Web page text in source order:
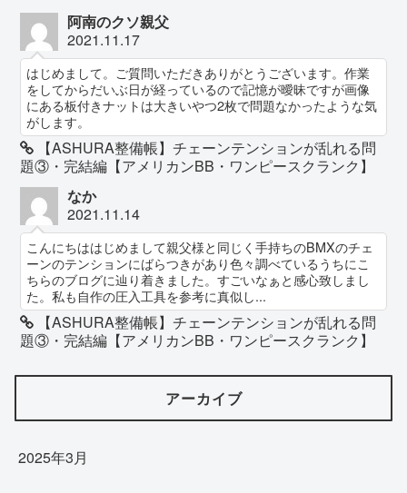
阿南のクソ親父
2021.11.17
はじめまして。ご質問いただきありがとうございます。作業
をしてからだいぶ日が経っているので記憶が曖昧ですが画像
にある板付きナットは大きいやつ2枚で問題なかったような気
がします。
【ASHURA整備帳】チェーンテンションが乱れる問
題③・完結編【アメリカンBB・ワンピースクランク】
なか
2021.11.14
こんにちははじめまして親父様と同じく手持ちのBMXのチェ
ーンのテンションにばらつきがあり色々調べているうちにこ
ちらのブログに辿り着きました。すごいなぁと感心致しまし
た。私も自作の圧入工具を参考に真似し...
【ASHURA整備帳】チェーンテンションが乱れる問
題③・完結編【アメリカンBB・ワンピースクランク】
アーカイブ
2025年3月